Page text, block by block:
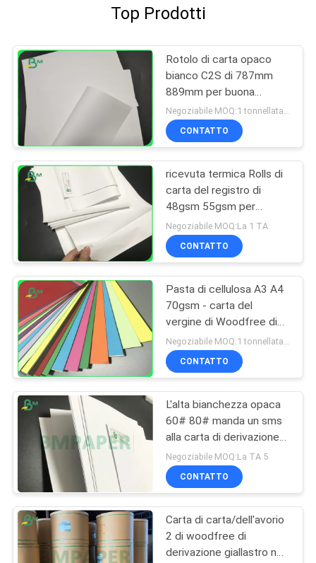
Top Prodotti
Rotolo di carta opaco
bianco C2S di 787mm
889mm per buona
stampa del materiale
illustrativo
Negoziabile MOQ:1 tonnellata per la dimensione comune & 10 tonnellate per la dimensione speciale
CONTATTO
ricevuta termica Rolls di
carta del registro di
48gsm 55gsm per
stampa di BANCOMAT di
posizione
Negoziabile MOQ:La 1 TA
CONTATTO
Pasta di cellulosa A3 A4
70gsm - carta del
vergine di Woodfree di
colore 250gsm per la
cartolina
CONTATTO
L'alta bianchezza opaca
60# 80# manda un sms
alla carta di derivazione
di Woodfree per la
stampa del materiale
Negoziabile MOQ:La TA 5
CONTATTO
Carta di carta/dell'avorio
2 di woodfree di
derivazione giallastro non